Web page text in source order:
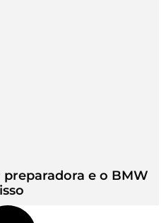
e o BMW